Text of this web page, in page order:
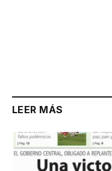
LEER MÁS